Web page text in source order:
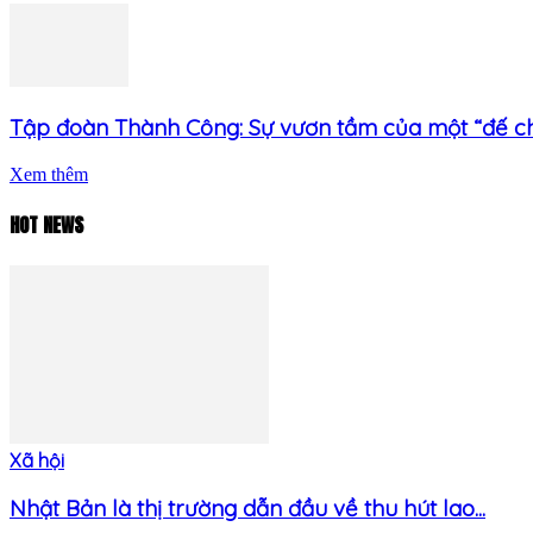
Tập đoàn Thành Công: Sự vươn tầm của một “đế
Xem thêm
HOT NEWS
Xã hội
Nhật Bản là thị trường dẫn đầu về thu hút lao...